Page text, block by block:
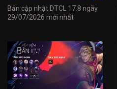
Bản cập nhật DTCL 17.8 ngày
29/07/2026 mới nhất